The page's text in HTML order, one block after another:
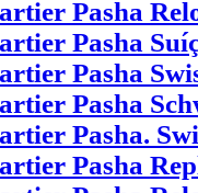
Pasha
Pasha
Pasha
Pasha
Pasha.
Pasha